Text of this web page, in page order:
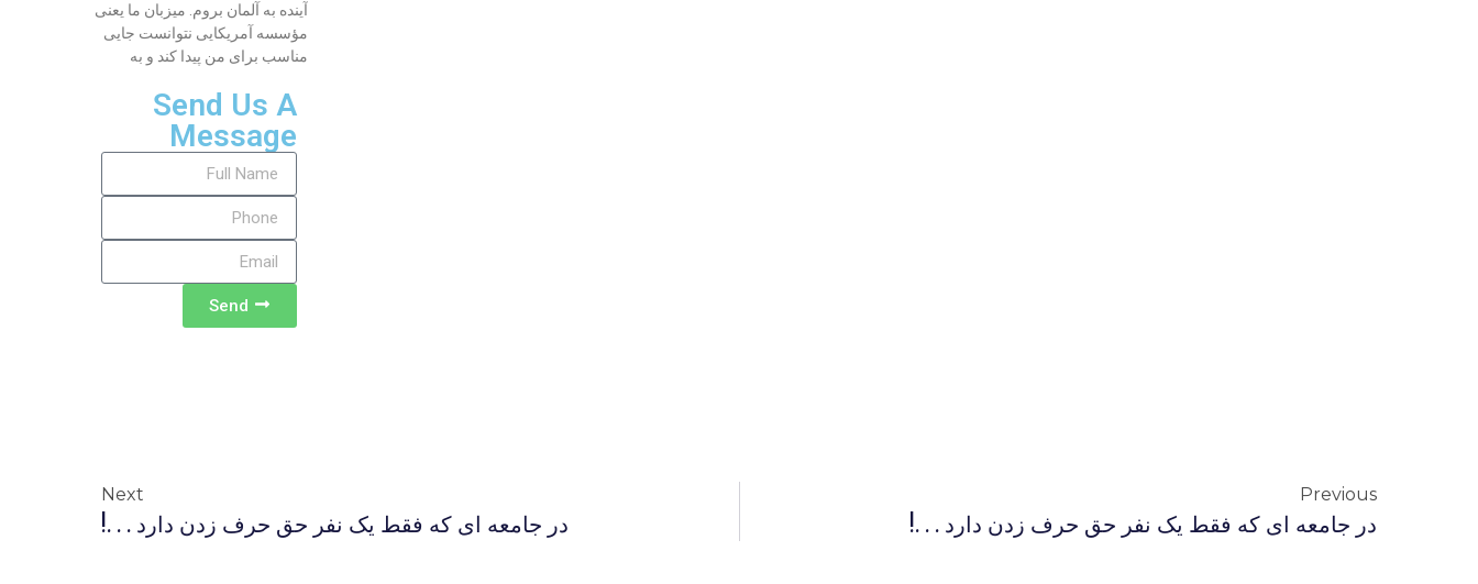
آینده به آلمان بروم. میزبان ما یعنی
مؤسسه آمریکایی نتوانست جایی
مناسب برای من پیدا کند و به
Send Us A
Message
Send
Previous
در جامعه ای که فقط یک نفر حق حرف زدن دارد . . .!
Next
در جامعه ای که فقط یک نفر حق حرف زدن دارد . . .!